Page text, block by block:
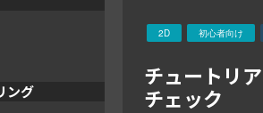
ング
2D 初心者向け
チュートリ
チェック